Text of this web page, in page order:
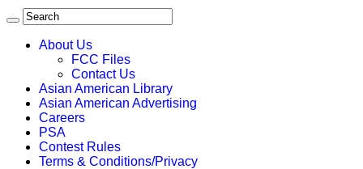
About Us
FCC Files
Contact Us
Asian American Library
Asian American Advertising
Careers
PSA
Contest Rules
Terms & Conditions/Privacy